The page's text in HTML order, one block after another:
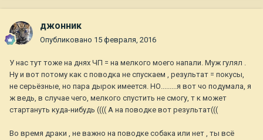
джонник
Опубликовано 15 февраля, 2016
У нас тут тоже на днях ЧП = на мелкого моего напали. Муж гулял .
Ну и вот потому как с поводка не спускаем , результат = покусы,
не серьёзные, но пара дырок имеется. НО.........я вот чо подумала, я
ж ведь, в случае чего, мелкого спустить не смогу, т к может
стартануть куда-нибудь (((( А на поводке вот результат(((
Во время драки , не важно на поводке собака или нет , ты всё